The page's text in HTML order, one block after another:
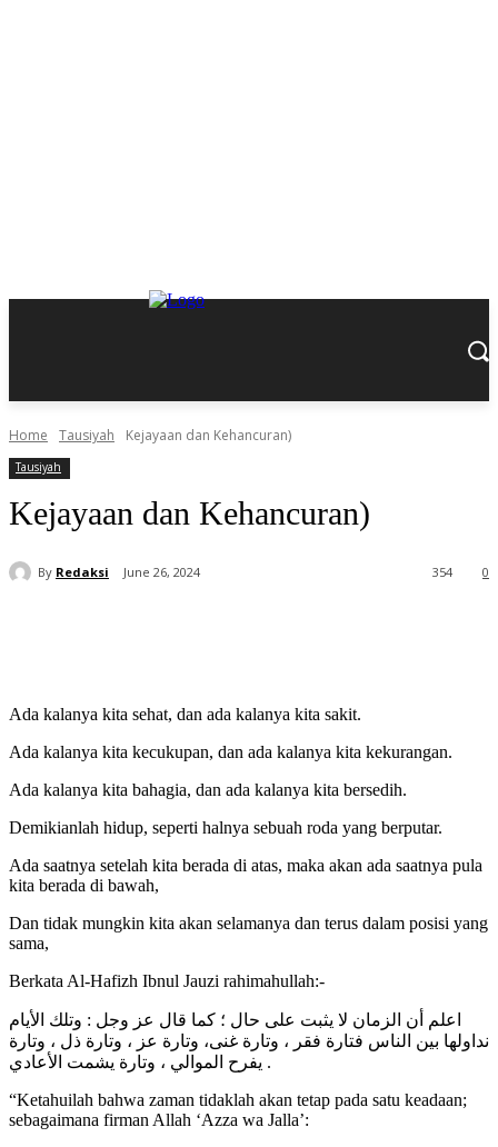
Home Tausiyah Kejayaan dan Kehancuran)
Tausiyah
Kejayaan dan Kehancuran)
By Redaksi June 26, 2024 0
354
Ada kalanya kita sehat, dan ada kalanya kita sakit.
Ada kalanya kita kecukupan, dan ada kalanya kita kekurangan.
Ada kalanya kita bahagia, dan ada kalanya kita bersedih.
Demikianlah hidup, seperti halnya sebuah roda yang berputar.
Ada saatnya setelah kita berada di atas, maka akan ada saatnya pula
kita berada di bawah,
Dan tidak mungkin kita akan selamanya dan terus dalam posisi yang
sama,
Berkata Al-Hafizh Ibnul Jauzi rahimahullah:-
اعلم أن الزمان لا يثبت على حال ؛ كما قال عز وجل : وتلك الأيام
نداولها بين الناس فتارة فقر ، وتارة غنى، وتارة عز ، وتارة ذل ، وتارة
يفرح الموالي ، وتارة يشمت الأعادي .
“Ketahuilah bahwa zaman tidaklah akan tetap pada satu keadaan;
sebagaimana firman Allah ‘Azza wa Jalla’: